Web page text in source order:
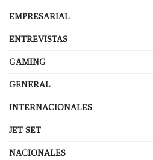
EMPRESARIAL
ENTREVISTAS
GAMING
GENERAL
INTERNACIONALES
JET SET
NACIONALES